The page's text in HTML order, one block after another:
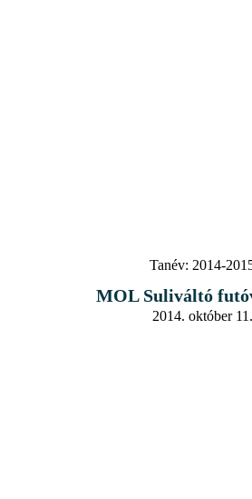
Tanév: 2014-
MOL Suliváltó
2014. október 11.